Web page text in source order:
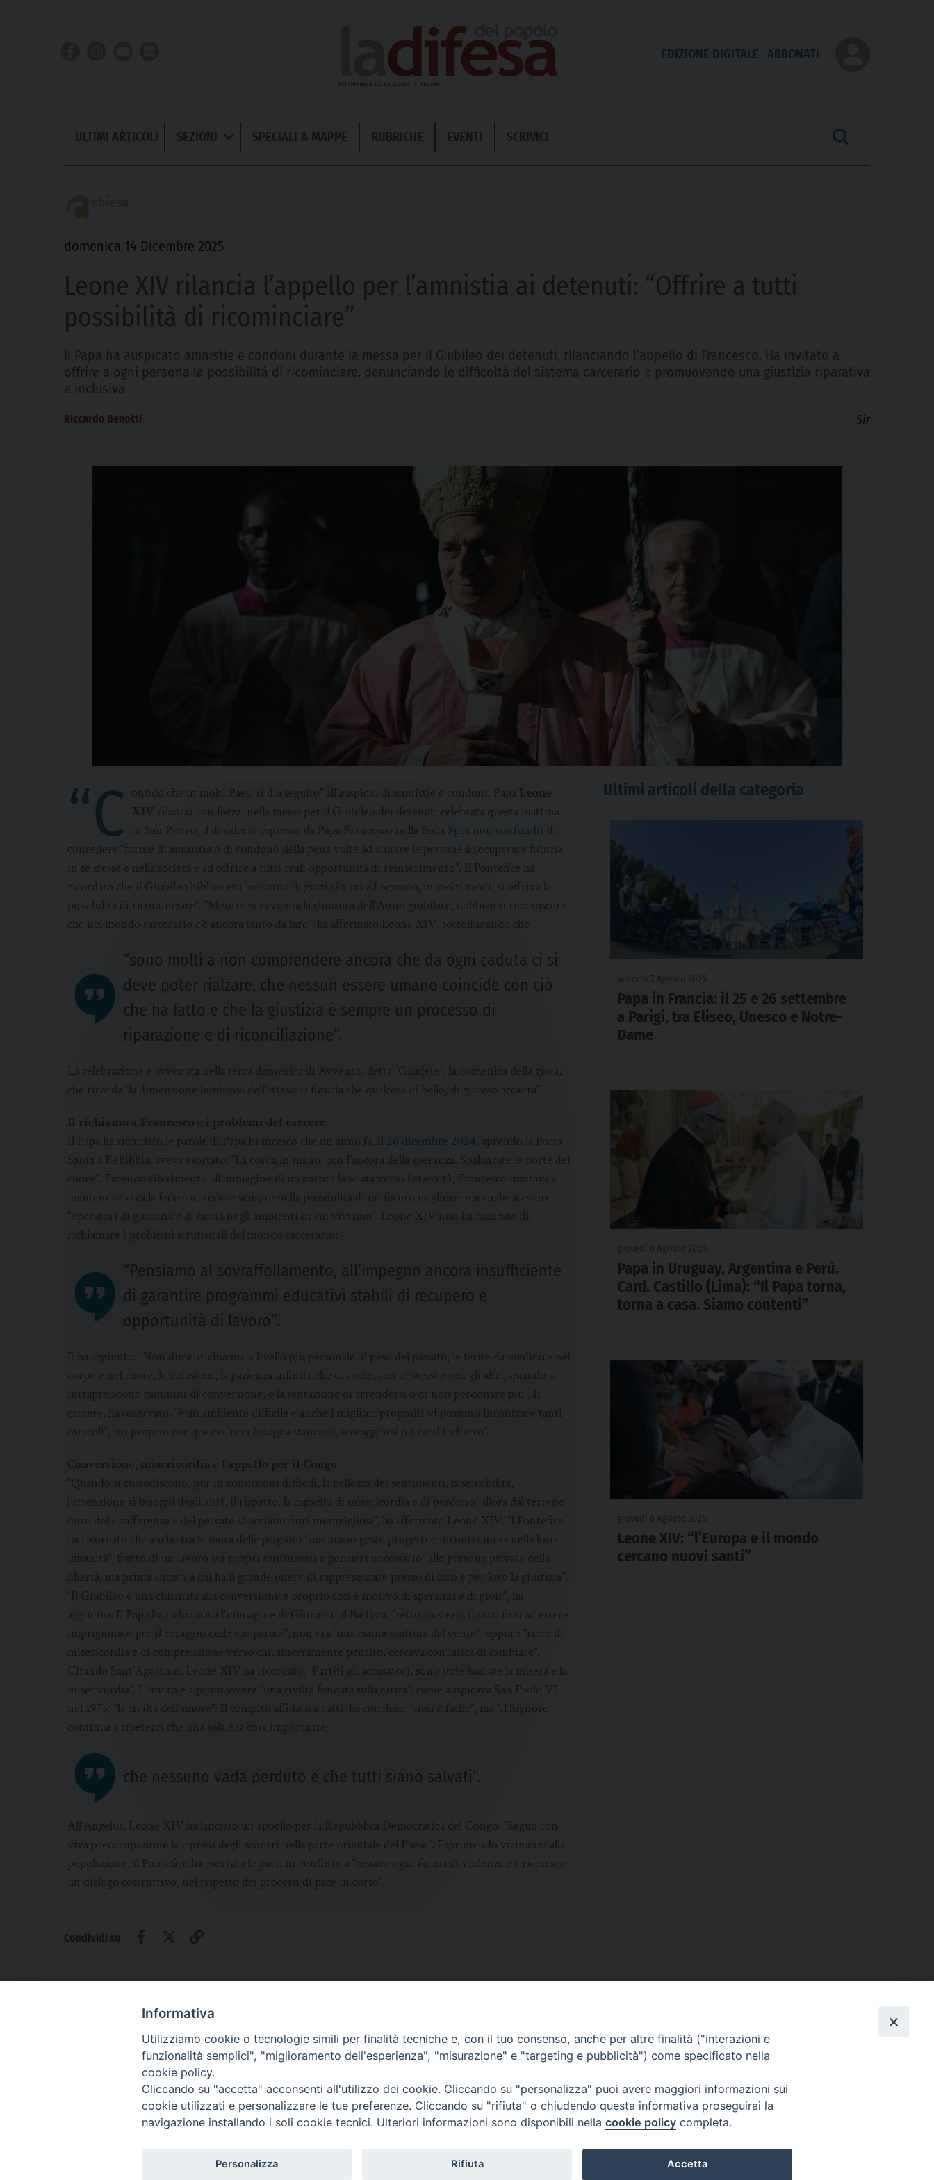
EDIZIONE DIGITALE ABBONATI
ULTIMI ARTICOLI SEZIONI
Apri
Menu
SPECIALI & MAPPE RUBRICHE EVENTI SCRIVICI
domenica 14 Dicembre 2025
Leone XIV rilancia l’appello per l’amnistia ai detenuti: “Offrire a tutti
possibilità di ricominciare”
Il Papa ha auspicato amnistie e condoni durante la messa per il Giubileo dei detenuti, rilanciando l’appello di Francesco. Ha invitato a
offrire a ogni persona la possibilità di ricominciare, denunciando le difficoltà del sistema carcerario e promuovendo una giustizia riparativa
e inclusiva
Riccardo Benotti Sir
“C onfido che in molti Paesi si dia seguito” all’auspicio di amnistie e condoni. Papa Leone
XIV rilancia con forza, nella messa per il Giubileo dei detenuti celebrata questa mattina
in San Pietro, il desiderio espresso da Papa Francesco nella Bolla Spes non confundit di
concedere “forme di amnistia o di condono della pena volte ad aiutare le persone a recuperare fiducia
in sé stesse e nella società e ad offrire a tutti reali opportunità di reinserimento”. Il Pontefice ha
ricordato che il Giubileo biblico era “un anno di grazia in cui ad ognuno, in molti modi, si offriva la
possibilità di ricominciare”. “Mentre si avvicina la chiusura dell’Anno giubilare, dobbiamo riconoscere
che nel mondo carcerario c’è ancora tanto da fare”, ha affermato Leone XIV, sottolineando che
“sono molti a non comprendere ancora che da ogni caduta ci si
deve poter rialzare, che nessun essere umano coincide con ciò
che ha fatto e che la giustizia è sempre un processo di
riparazione e di riconciliazione”.
La celebrazione è avvenuta nella terza domenica di Avvento, detta “Gaudete”, la domenica della gioia,
che ricorda “la dimensione luminosa dell’attesa: la fiducia che qualcosa di bello, di gioioso accadrà”.
26 dicembre 2024
“Pensiamo al sovraffollamento, all’impegno ancora insufficiente
“Il Giubileo è una chiamata alla conversione e proprio così è motivo di speranza e di gioia”, ha
aggiunto. Il Papa ha richiamato l’immagine di Giovanni il Battista, “retto, austero, franco fino ad essere
imprigionato per il coraggio delle sue parole”, non era “una canna sbattuta dal vento”, eppure “ricco di
misericordia e di comprensione verso chi, sinceramente pentito, cercava con fatica di cambiare”.
Citando Sant’Agostino, Leone XIV ha ricordato: “Partiti gli accusatori, sono state lasciate la misera e la
misericordia”. L’invito è a promuovere “una civiltà fondata sulla carità”, come auspicava San Paolo VI
nel 1975: “la civiltà dell’amore”. Il compito affidato a tutti, ha concluso, “non è facile”, ma “il Signore
continua a ripeterci che una sola è la cosa importante:
che nessuno vada perduto e che tutti siano salvati”.
All’Angelus, Leone XIV ha lanciato un appello per la Repubblica Democratica del Congo: “Seguo con
viva preoccupazione la ripresa degli scontri nella parte orientale del Paese”. Esprimendo vicinanza alla
popolazione, il Pontefice ha esortato le parti in conflitto a “cessare ogni forma di violenza e a ricercare
un dialogo costruttivo, nel rispetto dei processi di pace in corso”.
Ultimi articoli della categoria
Papa in Francia: il 25 e 26 settembre
a Parigi, tra Eliseo, Unesco e Notre-
Dame
Papa in Uruguay, Argentina e Perù.
Card. Castillo (Lima): “Il Papa torna,
torna a casa. Siamo contenti”
Leone XIV: “l’Europa e il mondo
cercano nuovi santi”
Condividi su
AMMINISTRAZIONE TRASPARENTE SCRIVICI
La Difesa del Popolo percepisce i contributi pubblici all'editoria.
La Difesa del Popolo è una testata registrata presso il Tribunale di Padova decreto del 15 giugno 1950 al n. 37 del registro periodici.
Informativa
Utilizziamo cookie o tecnologie simili per finalità tecniche e, con il tuo consenso, anche per altre finalità ("interazioni e
funzionalità semplici", "miglioramento dell'esperienza", "misurazione" e "targeting e pubblicità") come specificato nella
cookie policy.
Cliccando su "accetta" acconsenti all'utilizzo dei cookie. Cliccando su "personalizza" puoi avere maggiori informazioni sui
cookie utilizzati e personalizzare le tue preferenze. Cliccando su "rifiuta" o chiudendo questa informativa proseguirai la
navigazione installando i soli cookie tecnici. Ulteriori informazioni sono disponibili nella cookie policy completa.
Personalizza Rifiuta Accetta